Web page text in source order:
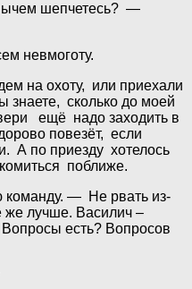
шепчетесь? —
невмоготу.
на охоту, или приехали
знаете, сколько до моей
ещё надо заходить в
повезёт, если
А по приезду хотелось
поближе.
— Не рвать из-
же лучше. Василич –
есть? Вопросов